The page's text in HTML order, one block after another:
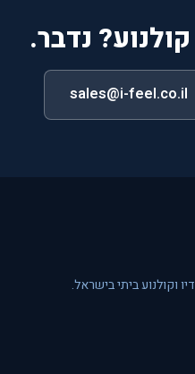
נדבר.
sales@i-feel.co.il